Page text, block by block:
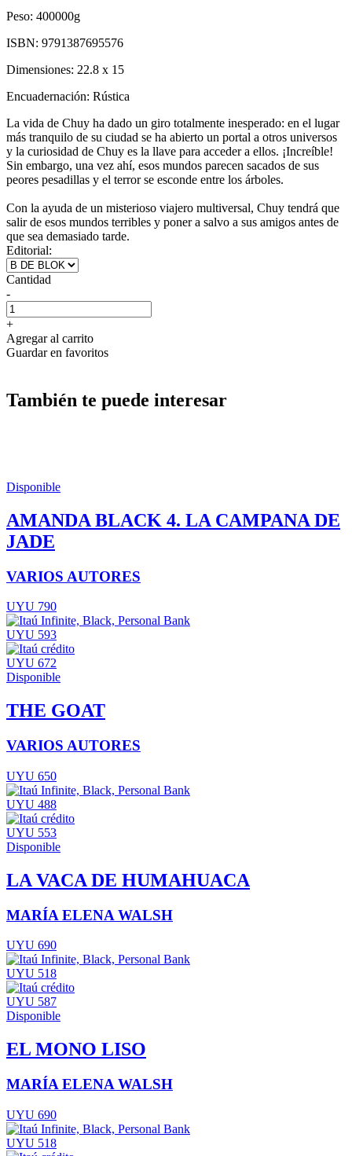
Peso: 400000g
ISBN: 9791387695576
Dimensiones: 22.8 x 15
Encuadernación: Rústica
La vida de Chuy ha dado un giro totalmente inesperado: en el lugar
más tranquilo de su ciudad se ha abierto un portal a otros universos
y la curiosidad de Chuy es la llave para acceder a ellos. ¡Increíble!
Sin embargo, una vez ahí, esos mundos parecen sacados de sus
peores pesadillas y el terror se esconde entre los árboles.
Con la ayuda de un misterioso viajero multiversal, Chuy tendrá que
salir de esos mundos terribles y poner a salvo a sus amigos antes de
que sea demasiado tarde.
Editorial:
Cantidad
-
+
Agregar al carrito
Guardar en favoritos
También te puede interesar
Disponible
AMANDA BLACK 4. LA CAMPANA DE
JADE
VARIOS AUTORES
UYU 790
UYU 593
UYU 672
Disponible
THE GOAT
VARIOS AUTORES
UYU 650
UYU 488
UYU 553
Disponible
LA VACA DE HUMAHUACA
MARÍA ELENA WALSH
UYU 690
UYU 518
UYU 587
Disponible
EL MONO LISO
MARÍA ELENA WALSH
UYU 690
UYU 518